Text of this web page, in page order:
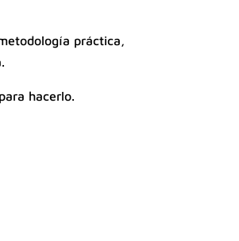
práctica,
hacerlo.